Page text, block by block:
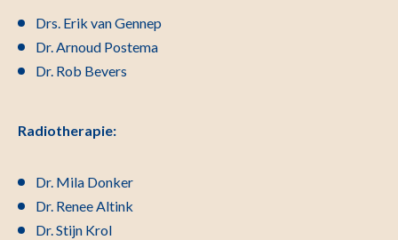
Drs. Erik van Gennep
Dr. Arnoud Postema
Dr. Rob Bevers
Radiotherapie:
Dr. Mila Donker
Dr. Renee Altink
Dr. Stijn Krol